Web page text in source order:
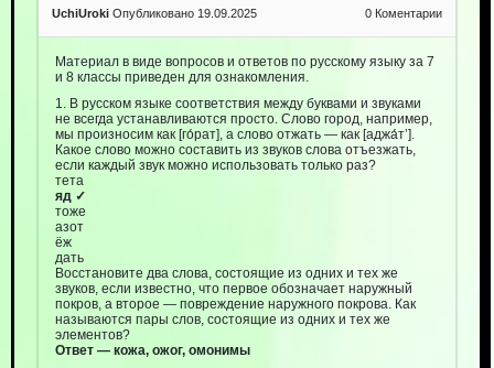
UchiUroki Опубликовано 19.09.2025 0 Коментарии
Материал в виде вопросов и ответов по русскому языку за 7
и 8 классы приведен для ознакомления.
1. В русском языке соответствия между буквами и звуками
не всегда устанавливаются просто. Слово город, например,
мы произносим как [го́рат], а слово отжать — как [аджа́т’].
Какое слово можно составить из звуков слова отъезжать,
если каждый звук можно использовать только раз?
тета
яд ✓
тоже
азот
ёж
дать
Восстановите два слова, состоящие из одних и тех же
звуков, если известно, что первое обозначает наружный
покров, а второе — повреждение наружного покрова. Как
называются пары слов, состоящие из одних и тех же
элементов?
Ответ — кожа, ожог, омонимы